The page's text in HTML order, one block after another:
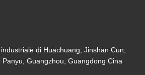
di Huachuang, Jinshan Cun,
Guangzhou, Guangdong Cina